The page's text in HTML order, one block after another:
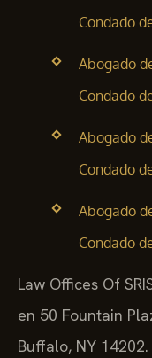
Condado
Abogado
Condado
Abogado
Condado
Abogado
Condado
Law Offices Of
en 50 Fountain
Buffalo, NY